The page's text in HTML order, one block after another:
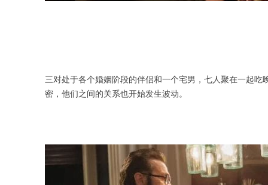
三对处于各个婚姻阶段的伴侣和一个宅男，七人聚在一起
密，他们之间的关系也开始发生波动。